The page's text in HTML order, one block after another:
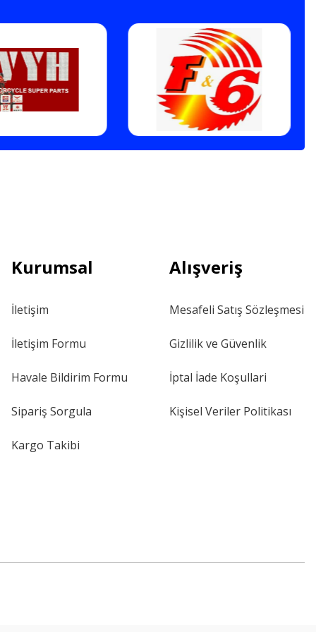
Kurumsal
İletişim
İletişim Formu
Havale Bildirim Formu
Sipariş Sorgula
Kargo Takibi
Alışveriş
Mesafeli Satış Sözleşmesi
Gizlilik ve Güvenlik
İptal İade Koşullari
Kişisel Veriler Politikası